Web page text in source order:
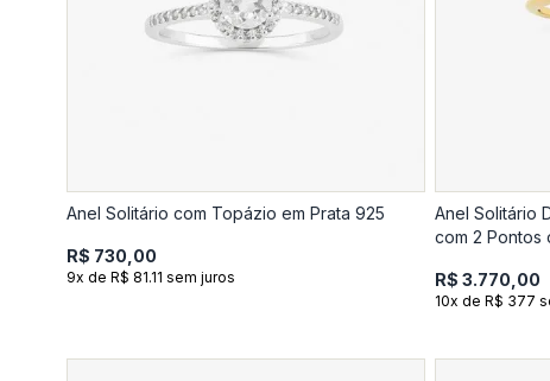
Anel Solitário com Topázio em Prata 925
R$ 730,00
9x de R$ 81.11 sem juros
Anel Solitário
com 2 Pontos
R$ 3.770,00
10x de R$ 377